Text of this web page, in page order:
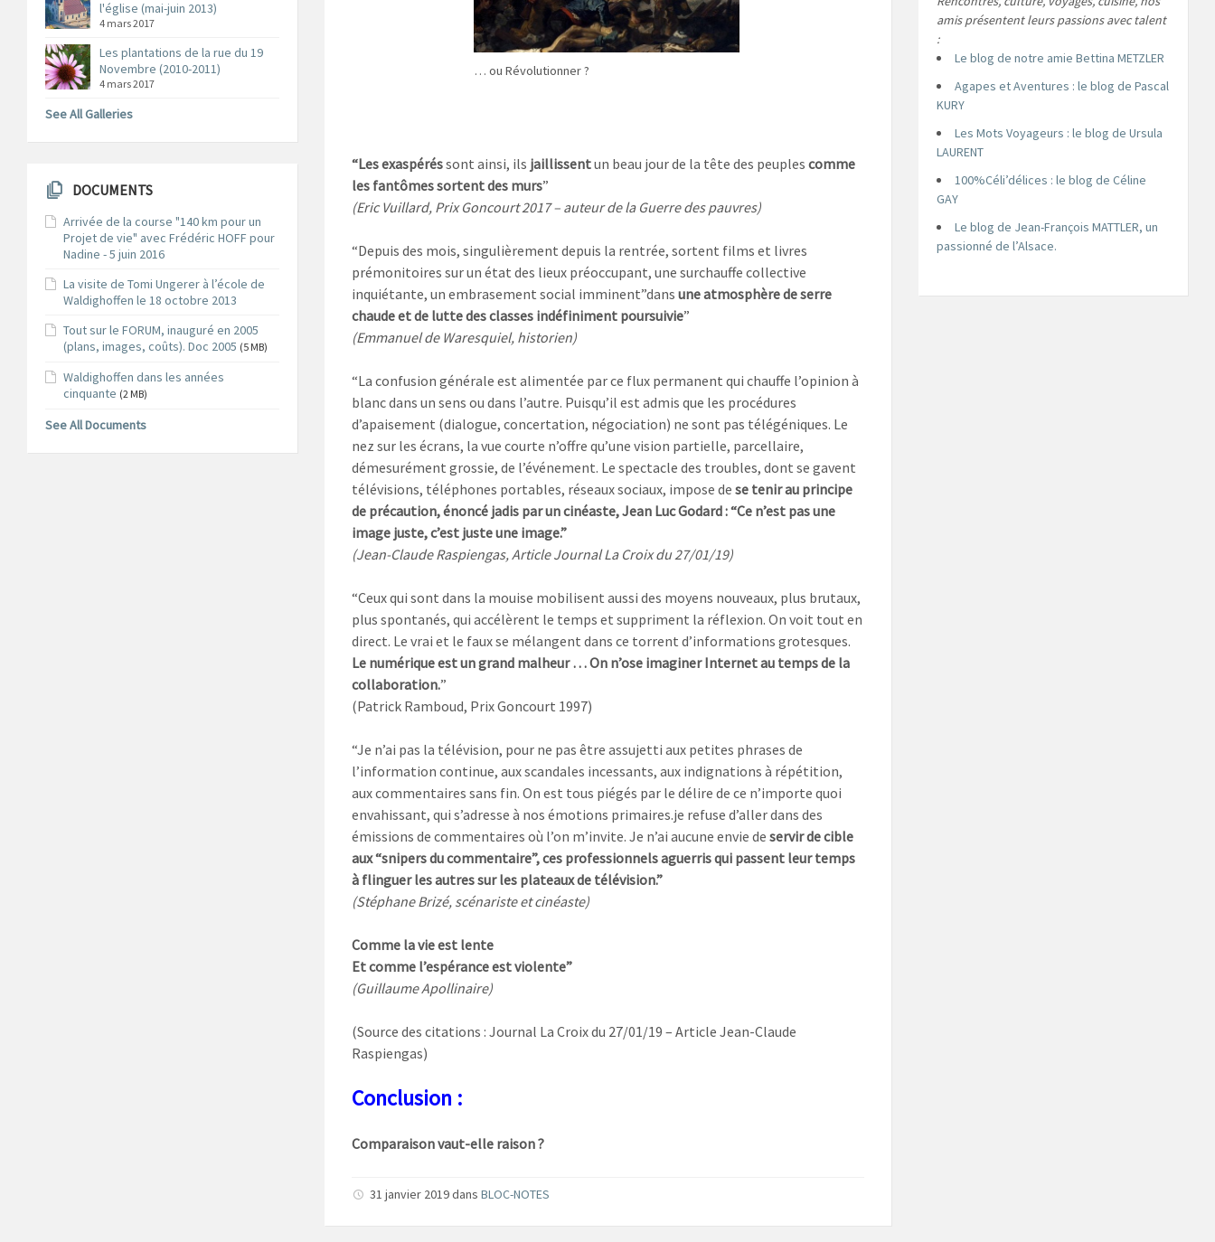
… ou Révolutionner ?
“Les exaspéréssont ainsi, ils jaillissentun beau jour de la tête des peuples comme
les fantômes sortent des murs”
(Eric Vuillard, Prix Goncourt 2017 – auteur de la Guerre des pauvres)
“Depuis des mois, singulièrement depuis la rentrée, sortent films et livres
prémonitoires sur un état des lieux préoccupant, une surchauffe collective
inquiétante, un embrasement social imminent”dans une atmosphère de serre
chaude et de lutte des classes indéfiniment poursuivie”
(Emmanuel de Waresquiel, historien)
“La confusion générale est alimentée par ce flux permanent qui chauffe l’opinion à
blanc dans un sens ou dans l’autre. Puisqu’il est admis que les procédures
d’apaisement (dialogue, concertation, négociation) ne sont pas télégéniques. Le
nez sur les écrans, la vue courte n’offre qu’une vision partielle, parcellaire,
démesurément grossie, de l’événement. Le spectacle des troubles, dont se gavent
télévisions, téléphones portables, réseaux sociaux, impose de se tenir au principe
de précaution, énoncé jadis par un cinéaste, Jean Luc Godard : “Ce n’est pas une
image juste, c’est juste une image.”
(Jean-Claude Raspiengas, Article Journal La Croix du 27/01/19)
“Ceux qui sont dans la mouise mobilisent aussi des moyens nouveaux, plus brutaux,
plus spontanés, qui accélèrent le temps et suppriment la réflexion. On voit tout en
direct. Le vrai et le faux se mélangent dans ce torrent d’informations grotesques.
Le numérique est un grand malheur … On n’ose imaginer Internet au temps de la
collaboration.”
(Patrick Ramboud, Prix Goncourt 1997)
“Je n’ai pas la télévision, pour ne pas être assujetti aux petites phrases de
l’information continue, aux scandales incessants, aux indignations à répétition,
aux commentaires sans fin. On est tous piégés par le délire de ce n’importe quoi
envahissant, qui s’adresse à nos émotions primaires.je refuse d’aller dans des
émissions de commentaires où l’on m’invite. Je n’ai aucune envie de servir de cible
aux “snipers du commentaire”, ces professionnels aguerris qui passent leur temps
à flinguer les autres sur les plateaux de télévision.”
(Stéphane Brizé, scénariste et cinéaste)
Comme la vie est lente
Et comme l’espérance est violente”
(Guillaume Apollinaire)
(Source des citations : Journal La Croix du 27/01/19 – Article Jean-Claude
Raspiengas)
Conclusion :
Comparaison vaut-elle raison ?
31 janvier 2019 dans BLOC-NOTES
l'église (mai-juin 2013)
4 mars 2017
Les plantations de la rue du 19
Novembre (2010-2011)
4 mars 2017
See All Galleries
DOCUMENTS
Arrivée de la course "140 km pour un
Projet de vie" avec Frédéric HOFF pour
Nadine - 5 juin 2016
La visite de Tomi Ungerer à l’école de
Waldighoffen le 18 octobre 2013
Tout sur le FORUM, inauguré en 2005
(plans, images, coûts). Doc 2005 (5 MB)
Waldighoffen dans les années
cinquante (2 MB)
See All Documents
amis présentent leurs passions avec talent
:
Le blog de notre amie Bettina METZLER
Agapes et Aventures : le blog de Pascal
KURY
Les Mots Voyageurs : le blog de Ursula
LAURENT
100%Céli’délices : le blog de Céline
GAY
Le blog de Jean-François MATTLER, un
passionné de l’Alsace.